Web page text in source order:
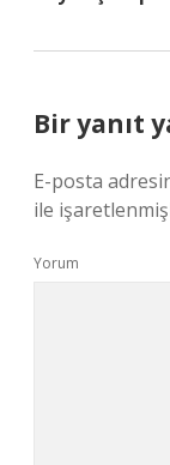
Bir yanıt
E-posta
ile
Yorum